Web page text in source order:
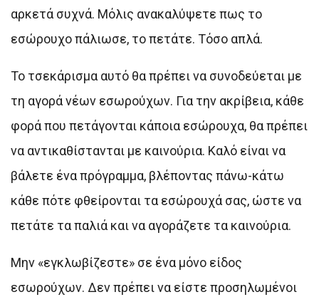
αρκετά συχνά. Μόλις ανακαλύψετε πως το
εσώρουχο πάλιωσε, το πετάτε. Τόσο απλά.
Το τσεκάρισμα αυτό θα πρέπει να συνοδεύεται με
τη αγορά νέων εσωρούχων. Για την ακρίβεια, κάθε
φορά που πετάγονται κάποια εσώρουχα, θα πρέπει
να αντικαθίστανται με καινούρια. Καλό είναι να
βάλετε ένα πρόγραμμα, βλέποντας πάνω-κάτω
κάθε πότε φθείρονται τα εσώρουχά σας, ώστε να
πετάτε τα παλιά και να αγοράζετε τα καινούρια.
Μην «εγκλωβίζεστε» σε ένα μόνο είδος
εσωρούχων. Δεν πρέπει να είστε προσηλωμένοι